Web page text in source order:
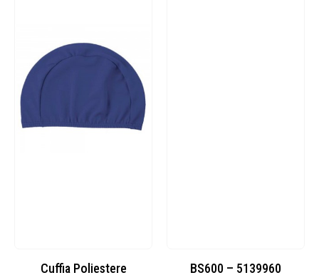
Cuffia Poliestere BS600 – 5139960